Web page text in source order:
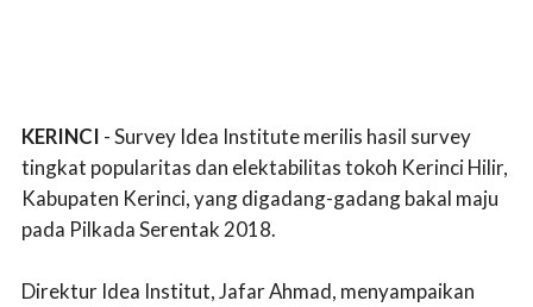
KERINCI - Survey Idea Institute merilis hasil survey
tingkat popularitas dan elektabilitas tokoh Kerinci Hilir,
Kabupaten Kerinci, yang digadang-gadang bakal maju
pada Pilkada Serentak 2018.
Direktur Idea Institut, Jafar Ahmad, menyampaikan